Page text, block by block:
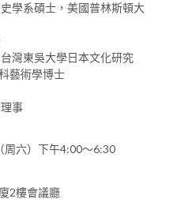
學系碩士，美國普林斯頓大
灣東吳大學日本文化研究
藝術學博士
事
周六）下午4:00～6:30
2樓會議廳